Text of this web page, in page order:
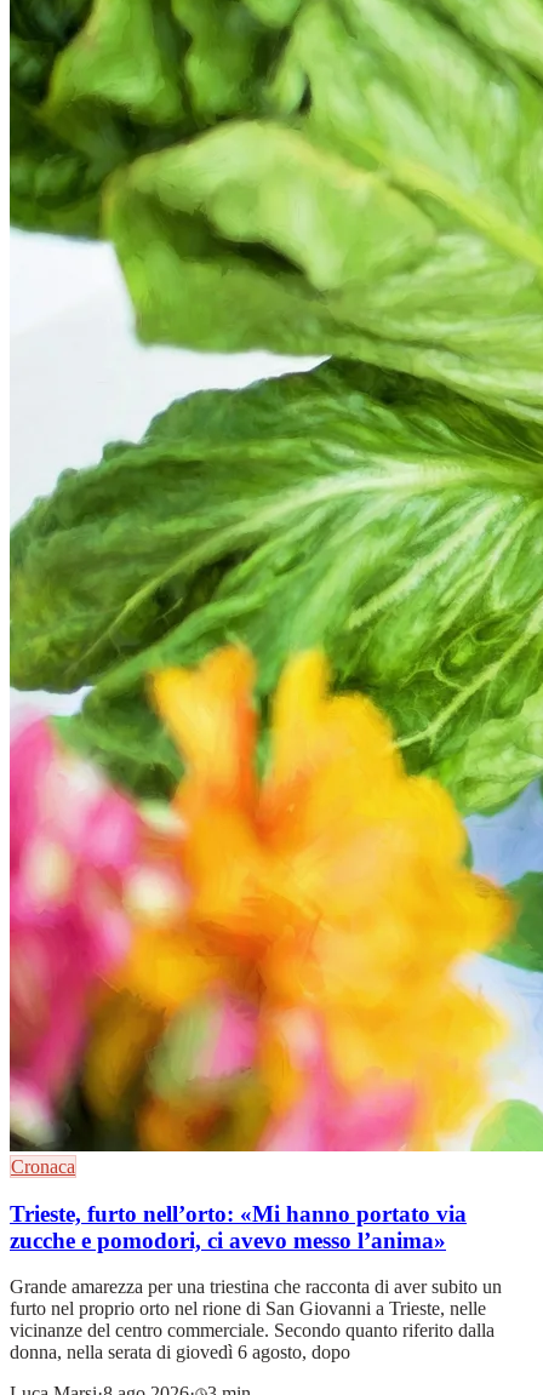
Cronaca
Trieste, furto nell’orto: «Mi hanno portato via
zucche e pomodori, ci avevo messo l’anima»
Grande amarezza per una triestina che racconta di aver subito un
furto nel proprio orto nel rione di San Giovanni a Trieste, nelle
vicinanze del centro commerciale. Secondo quanto riferito dalla
donna, nella serata di giovedì 6 agosto, dopo